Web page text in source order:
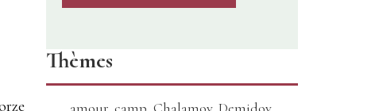
Thèmes